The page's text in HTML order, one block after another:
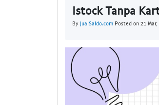
Istock Tanpa
By JualSaldo.com Posted on 21 Mar,